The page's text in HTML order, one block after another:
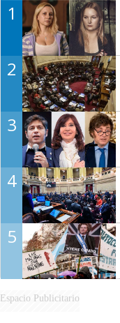
1
2
3
4
5
Espacio Publicitario